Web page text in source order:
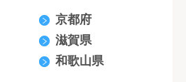
京都府
滋賀県
和歌山県